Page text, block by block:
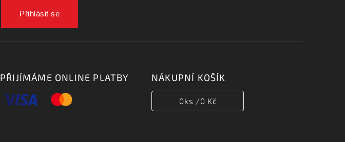
Přihlásit se
PŘIJÍMÁME ONLINE PLATBY NÁKUPNÍ KOŠÍK
0ks /0 Kč